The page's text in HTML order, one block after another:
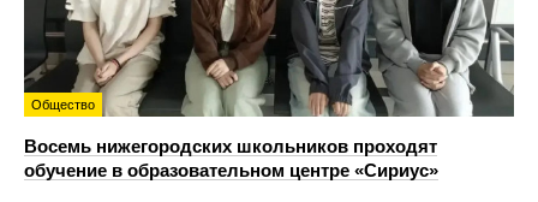
Общество
Восемь нижегородских школьников проходят
обучение в образовательном центре «Сириус»